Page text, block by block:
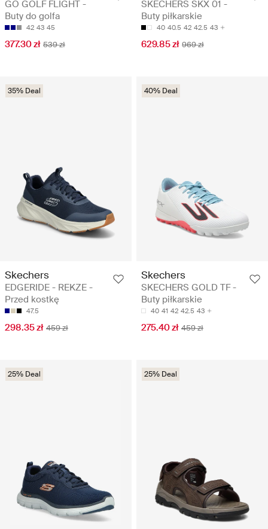
GO GOLF FLIGHT -
Buty do golfa
42 43 45
377.30 zł 539 zł
SKECHERS SKX 01 -
Buty piłkarskie
40 40.5 42 42.5 43
629.85 zł 969 zł
35% Deal
Skechers
EDGERIDE - REKZE -
Przed kostkę
47.5
298.35 zł 459 zł
40% Deal
Skechers
SKECHERS GOLD TF -
Buty piłkarskie
40 41 42 42.5 43
275.40 zł 459 zł
25% Deal 25% Deal